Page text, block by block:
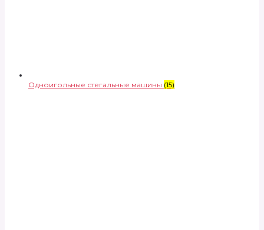
Одноигольные стегальные машины (15)